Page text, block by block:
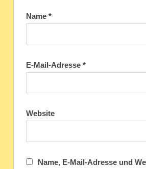
Name *
E-Mail-Adresse *
Website
Name, E-Mail-Adresse und